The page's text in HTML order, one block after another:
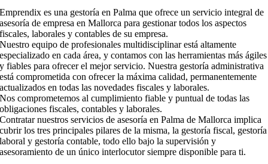
Emprendix es una gestoría en Palma que ofrece un servicio integral de
asesoría de empresa en Mallorca para gestionar todos los aspectos
fiscales, laborales y contables de su empresa.
Nuestro equipo de profesionales multidisciplinar está altamente
especializado en cada área, y contamos con las herramientas más ágiles
y fiables para ofrecer el mejor servicio. Nuestra gestoría administrativa
está comprometida con ofrecer la máxima calidad, permanentemente
actualizados en todas las novedades fiscales y laborales.
Nos comprometemos al cumplimiento fiable y puntual de todas las
obligaciones fiscales, contables y laborales.
Contratar nuestros servicios de asesoría en Palma de Mallorca implica
cubrir los tres principales pilares de la misma, la gestoría fiscal, gestoría
laboral y gestoría contable, todo ello bajo la supervisión y
asesoramiento de un único interlocutor siempre disponible para ti.